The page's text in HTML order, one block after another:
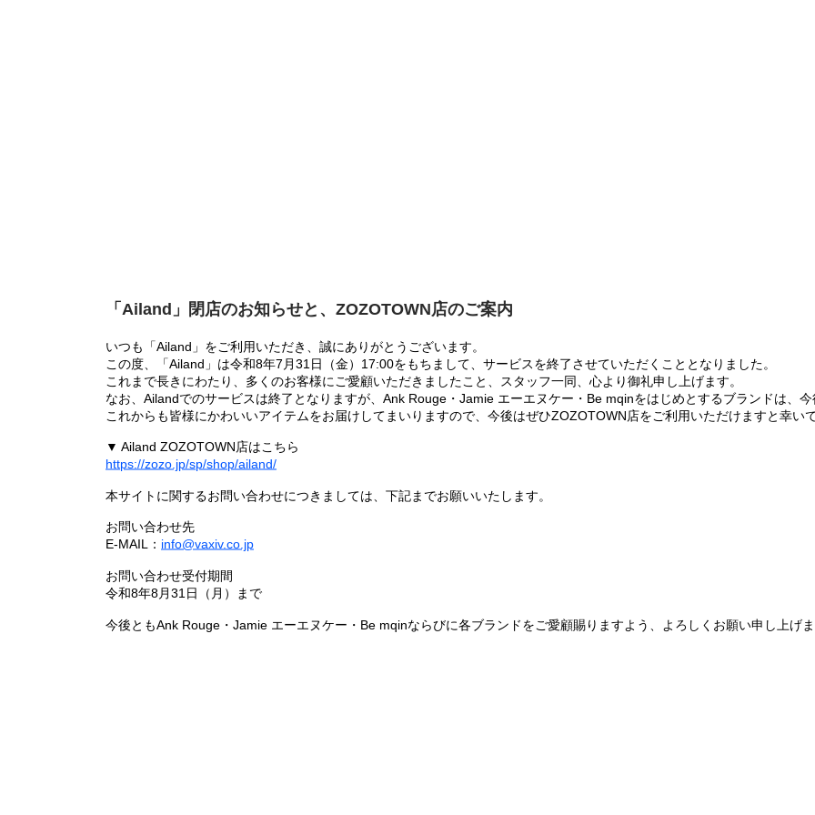
「Ailand」閉店のお知らせと、ZOZOTOWN店のご案内
いつも「Ailand」をご利用いただき、誠にありがとうございます。
この度、「Ailand」は令和8年7月31日（金）17:00をもちまして、サービスを終了させていただくこととなりました。
これまで長きにわたり、多くのお客様にご愛顧いただきましたこと、スタッフ一同、心より御礼申し上げます。
なお、Ailandでのサービスは終了となりますが、Ank Rouge・Jamie エーエヌケー・Be mqinをはじめとするブランドは、
これからも皆様にかわいいアイテムをお届けしてまいりますので、今後はぜひZOZOTOWN店をご利用いただけますと幸いで
▼ Ailand ZOZOTOWN店はこちら
https://zozo.jp/sp/shop/ailand/
本サイトに関するお問い合わせにつきましては、下記までお願いいたします。
お問い合わせ先
E-MAIL： info@vaxiv.co.jp
お問い合わせ受付期間
令和8年8月31日（月）まで
今後ともAnk Rouge・Jamie エーエヌケー・Be mqinならびに各ブランドをご愛顧賜りますよう、よろしくお願い申し上げま